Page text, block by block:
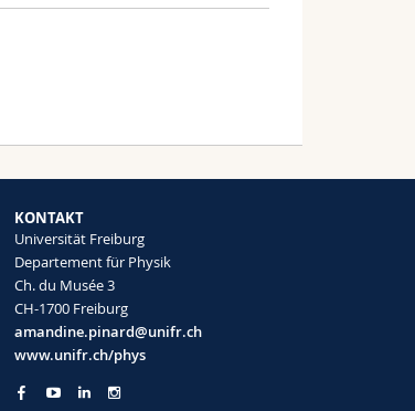
KONTAKT
Universität Freiburg
Departement für Physik
Ch. du Musée 3
CH-1700 Freiburg
amandine.pinard@unifr.ch
www.unifr.ch/phys